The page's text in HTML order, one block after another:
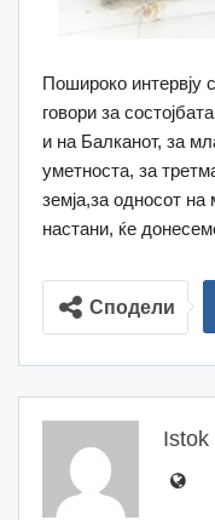
Пошироко интервју
говори за
и на Балканот, за
уметноста, за
земја,за односот
настани, ќе
Сподели
Istok